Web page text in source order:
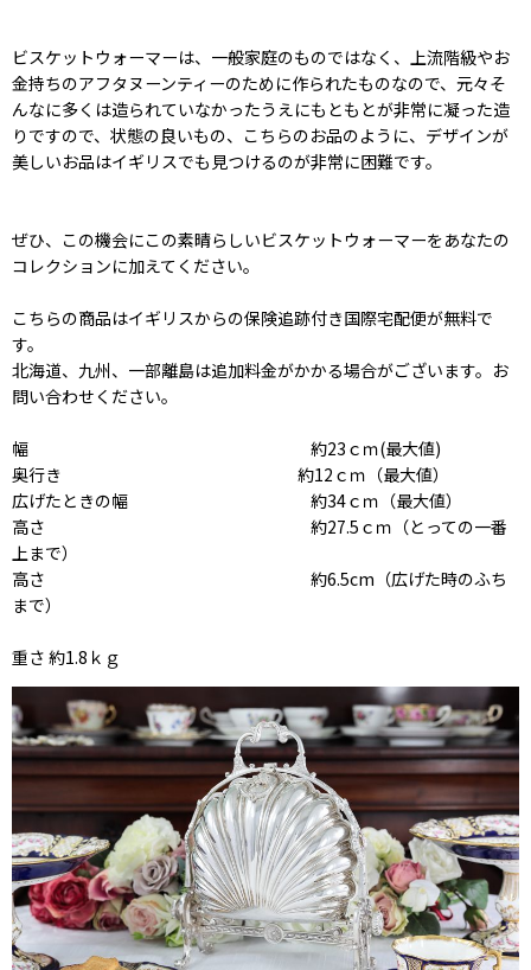
ビスケットウォーマーは、一般家庭のものではなく、上流階級やお
金持ちのアフタヌーンティーのために作られたものなので、元々そ
んなに多くは造られていなかったうえにもともとが非常に凝った造
りですので、状態の良いもの、こちらのお品のように、デザインが
美しいお品はイギリスでも見つけるのが非常に困難です。
ぜひ、この機会にこの素晴らしいビスケットウォーマーをあなたの
コレクションに加えてください。
こちらの商品はイギリスからの保険追跡付き国際宅配便が無料で
す。
北海道、九州、一部離島は追加料金がかかる場合がございます。お
問い合わせください。
幅 約23ｃｍ(最大値)
奥行き 約12ｃｍ（最大値）
広げたときの幅 約34ｃｍ（最大値）
高さ 約27.5ｃｍ（とっての一番
上まで）
高さ 約6.5cm（広げた時のふち
まで）
重さ 約1.8ｋｇ